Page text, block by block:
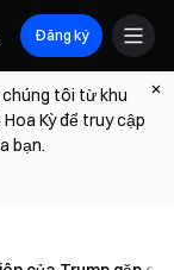
Đăng ký
tôi từ khu
Kỳ để truy cập
bạn.